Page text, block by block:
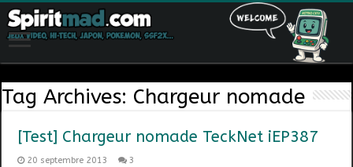
Tag Archives: Chargeur nomade
[Test] Chargeur nomade TeckNet iEP387
20 septembre 2013 3